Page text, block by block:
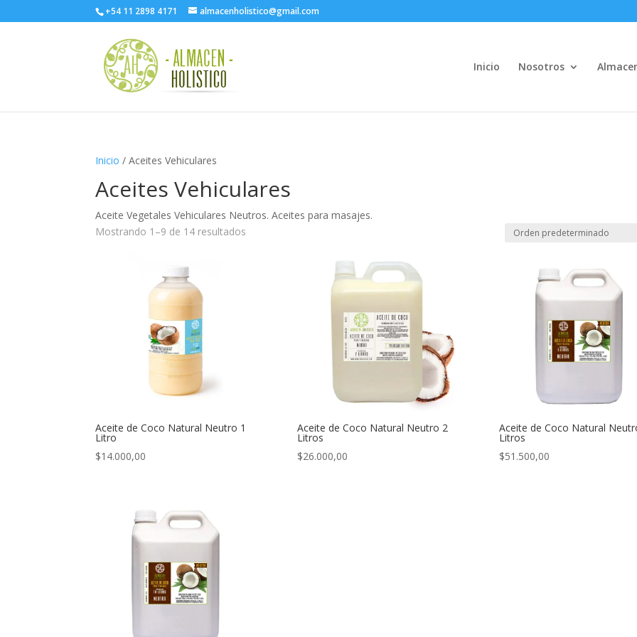
+54 11 2898 4171 almacenholistico@gmail.com
Inicio Nosotros
Inicio / Aceites Vehiculares
Aceites Vehiculares
Aceite Vegetales Vehiculares Neutros. Aceites para masajes.
Mostrando 1–9 de 14 resultados
Aceite de Coco Natural Neutro 1
Litro
$14.000,00
Aceite de Coco Natural Neutro 2
Litros
$26.000,00
Aceite de Coco Natural
Litros
$51.500,00